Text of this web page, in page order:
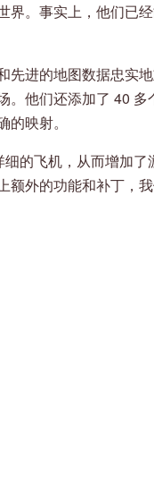
界。事实上，他们已
先进的地图数据忠
。他们还添加了 40
映射。
的飞机，从而增加
额外的功能和补丁，